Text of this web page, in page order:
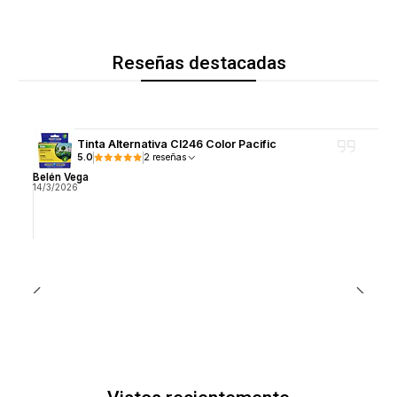
Reseñas destacadas
Tinta Alternativa Cl246 Color Pacific
5.0 2 reseñas
Belén Vega
14/3/2026